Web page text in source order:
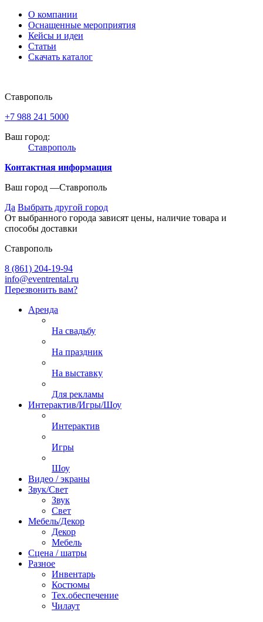
О компании
Оснащенные мероприятия
Кейсы и идеи
Статьи
Скачать каталог
Ставрополь
+7 988 241 5000
Ваш город:
Ставрополь
Контактная информация
Ваш город —Ставрополь
Да Выбрать другой город
От выбранного города зависят цены, наличие товара и
способы доставки
Ставрополь
8 (861) 204-19-94
info@eventrental.ru
Перезвонить вам?
Аренда
На свадьбу
На праздник
На выставку
Для рекламы
Интерактив/Игры/Шоу
Интерактив
Игры
Шоу
Видео / экраны
Звук/Свет
Звук
Свет
Мебель/Декор
Декор
Мебель
Сцена / шатры
Разное
Инвентарь
Костюмы
Тех.обеспечение
Чилаут